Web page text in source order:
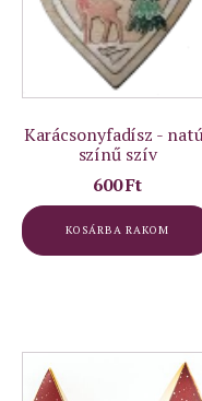
Karácsonyfadísz -
színű szív
600Ft
KOSÁRBA RAKOM